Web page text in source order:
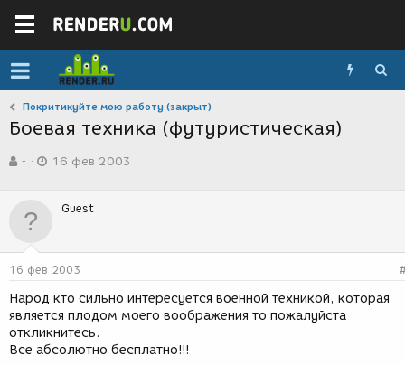
Покритикуйте мою работу (закрыт)
Боевая техника (футуристическая)
в
р
м
-
а
д
н
и
я
16 фев 2003
Guest
16 фев 2003
Народ кто сильно интересуется военной техникой, которая
является плодом моего воображения то пожалуйста
откликнитесь.
Все абсолютно бесплатно!!!